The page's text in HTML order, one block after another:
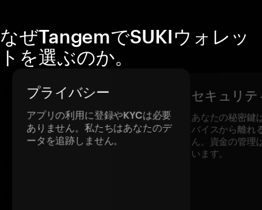
なぜTangemでSUKIウォレッ
トを選ぶのか。
プライバシー
アプリの利用に登録やKYCは必要
ありません。私たちはあなたのデ
ータを追跡しません。
セキュリテ
あなたの秘密鍵
バイスから離れ
ん。資金の管理
います。